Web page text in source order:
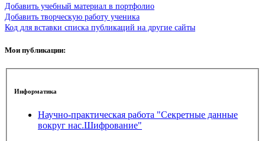
Добавить учебный материал в портфолио
Добавить творческую работу ученика
Код для вставки списка публикаций на другие сайты
Мои публикации:
Информатика
Научно-практическая работа "Секретные данные
вокруг нас.Шифрование"